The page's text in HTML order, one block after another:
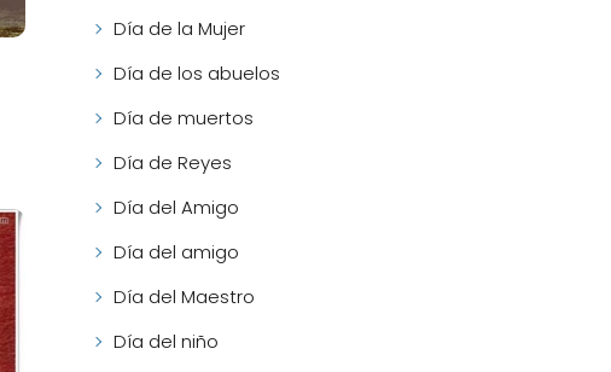
Día de la Mujer
Día de los abuelos
Día de muertos
Día de Reyes
Día del Amigo
Día del amigo
Día del Maestro
Día del niño